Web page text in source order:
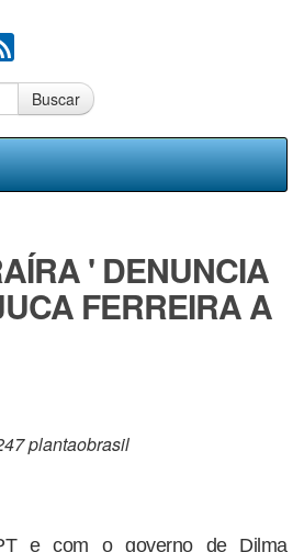
Buscar
' DENUNCIA
FERREIRA A
plantaobrasil
e com o governo de Dilma